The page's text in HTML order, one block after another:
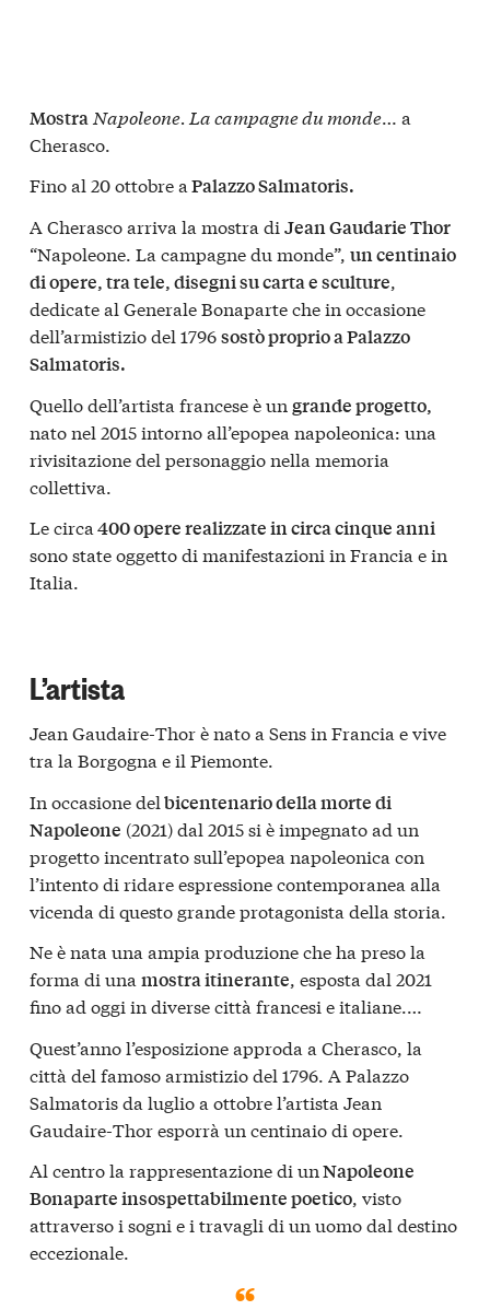
Mostra Napoleone. La campagne du monde… a
Cherasco.
Fino al 20 ottobre a Palazzo Salmatoris.
A Cherasco arriva la mostra di Jean Gaudarie Thor
“Napoleone. La campagne du monde”, un centinaio
di opere, tra tele, disegni su carta e sculture,
dedicate al Generale Bonaparte che in occasione
dell’armistizio del 1796sostò proprio a Palazzo
Salmatoris.
Quello dell’artista francese è un grande progetto,
nato nel 2015 intorno all’epopea napoleonica: una
rivisitazione del personaggio nella memoria
collettiva.
Le circa 400 opere realizzate in circa cinque anni
sono state oggetto di manifestazioni in Francia e in
Italia.
L’artista
Jean Gaudaire-Thor è nato a Sens in Francia e vive
tra la Borgogna e il Piemonte.
In occasione delbicentenario della morte di
Napoleone (2021) dal 2015 si è impegnato ad un
progetto incentrato sull’epopea napoleonica con
l’intento di ridare espressione contemporanea alla
vicenda di questo grande protagonista della storia.
Ne è nata una ampia produzione che ha preso la
forma di una mostra itinerante, esposta dal 2021
fino ad oggi in diverse città francesi e italiane.…
Quest’anno l’esposizione approda a Cherasco, la
città del famoso armistizio del 1796. A Palazzo
Salmatoris da luglio a ottobre l’artista Jean
Gaudaire-Thor esporrà un centinaio di opere.
Al centro la rappresentazione di unNapoleone
Bonaparte insospettabilmente poetico, visto
attraverso i sogni e i travagli di un uomo dal destino
eccezionale.